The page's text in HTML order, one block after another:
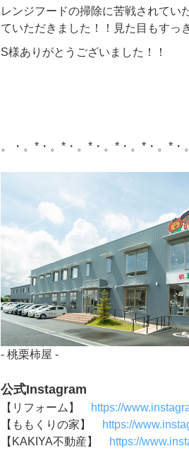
レンジフードの掃除に苦戦されてい
ていただきました！！見た目もすっ
S様ありがとうございました！！
。・。*・。*・。*・。*・。*・。*・
- 桃栗柿屋 -
公式Instagram
【リフォーム】
https://
【ももくりの家】
https://
【KAKIYA不動産】
https://